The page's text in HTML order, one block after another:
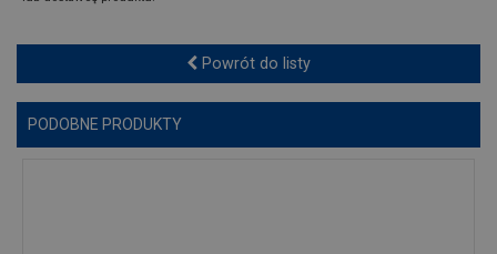
Powrót do listy
PODOBNE PRODUKTY